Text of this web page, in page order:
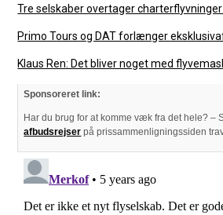
Tre selskaber overtager
Primo Tours og DAT forlænger
Klaus Ren: Det bliver noget med
Sponsoreret link:
Har du brug for at komme væk fra det hele? –
afbudsrejser på prissammenligningssiden